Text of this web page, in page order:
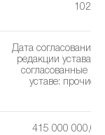
Дата согласования
редакции устава:
cогласованные
уставe: прочие
415 000 000,00